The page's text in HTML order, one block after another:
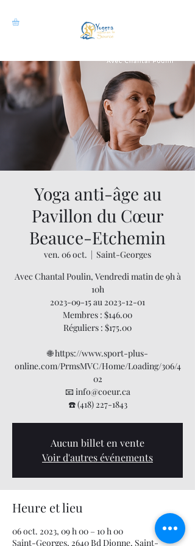
Yoga anti-âge au
Pavillon du Cœur
Beauce-Etchemin
ven. 06 oct.
  |
Saint-Georges
Avec Chantal Poulin, Vendredi matin de 9h à
10h
2023-09-15 au 2023-12-01
Membres : $146.00
Réguliers : $175.00
🌐 https://www.sport-plus-
online.com/PrmsMVC/Home/Loading/306/4
02
📧 info@coeur.ca
☎️ (418) 227-1843
Aucun billet en vente
Voir d'autres événements
Heure et lieu
06 oct. 2023, 09 h 00 – 10 h 00
Saint-Georges, 2640 Bd Dionne, Saint-